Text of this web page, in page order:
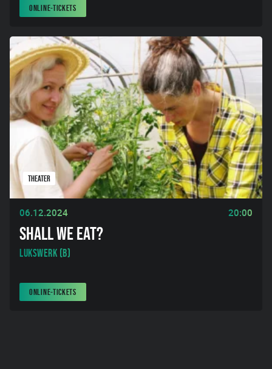
ONLINE-TICKETS
THEATER
06.12.2024 20:00
SHALL WE EAT?
Lukswerk (B)
ONLINE-TICKETS